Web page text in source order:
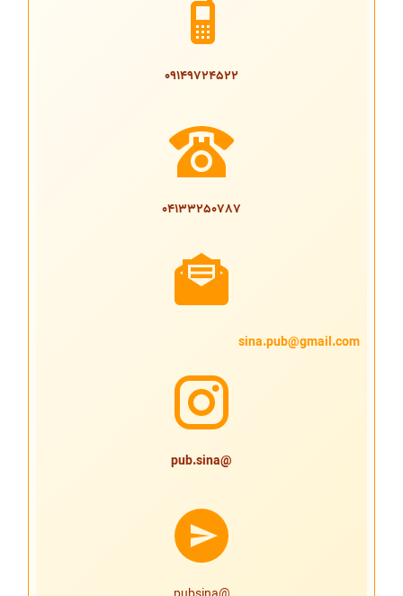
09149724522
04133250787
sina.pub@gmail.com
@pub.sina